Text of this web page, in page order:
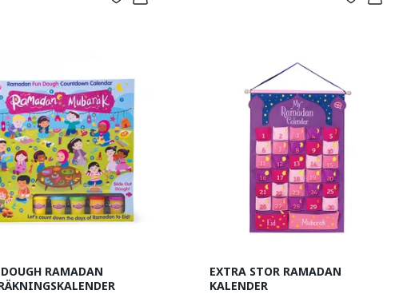
RAMADAN
EXTRA STOR RAMADAN
KALENDER